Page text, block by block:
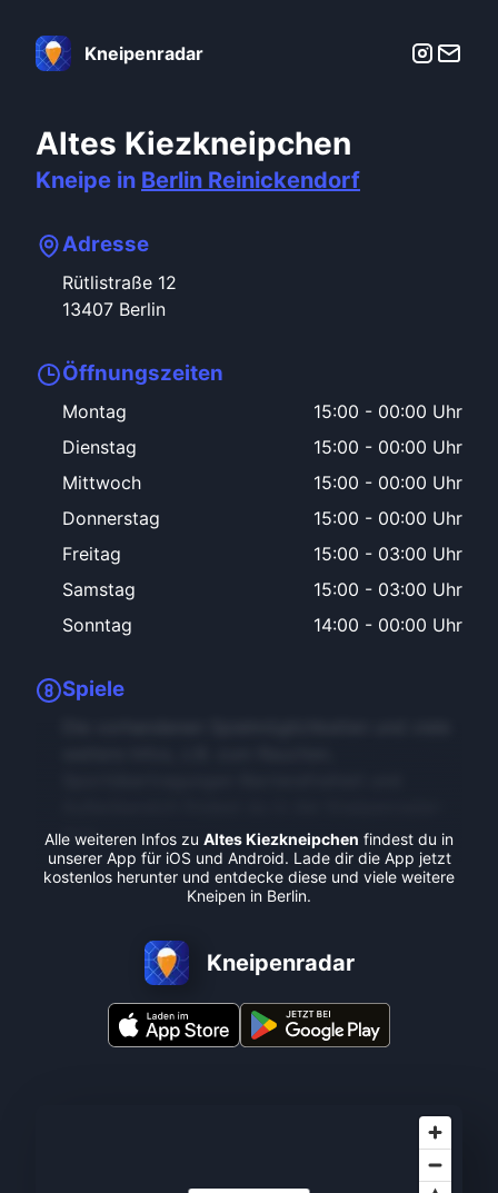
Kneipenradar
Altes Kiezkneipchen
Kneipe in Berlin Reinickendorf
Adresse
Rütlistraße 12
13407 Berlin
Öffnungszeiten
Montag 15:00 - 00:00 Uhr
Dienstag
15:00 - 00:00 Uhr
Mittwoch
15:00 - 00:00 Uhr
Donnerstag
15:00 - 00:00 Uhr
Freitag
15:00 - 03:00 Uhr
Samstag
15:00 - 03:00 Uhr
Sonntag
14:00 - 00:00 Uhr
Spiele
App.
Alle weiteren Infos zu Altes Kiezkneipchen findest du in
unserer App für iOS und Android. Lade dir die App jetzt
kostenlos herunter und entdecke diese und viele weitere
Kneipen in Berlin.
Kneipenradar